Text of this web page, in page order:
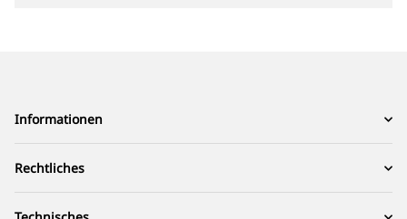
Informationen
Rechtliches